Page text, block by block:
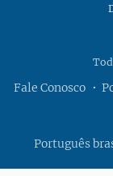
Fale Conosco
Português